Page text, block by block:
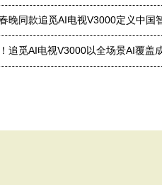
晚同款追觅AI电视V3000定义中国
追觅AI电视V3000以全场景AI覆盖